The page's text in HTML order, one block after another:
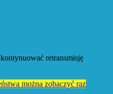
retransmisję
można zobaczyć raz